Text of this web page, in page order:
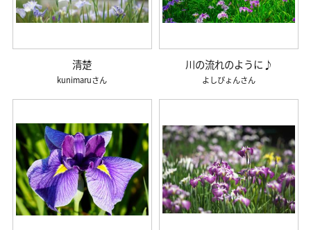
清楚
kunimaru
川の流れのように♪
よしぴょん